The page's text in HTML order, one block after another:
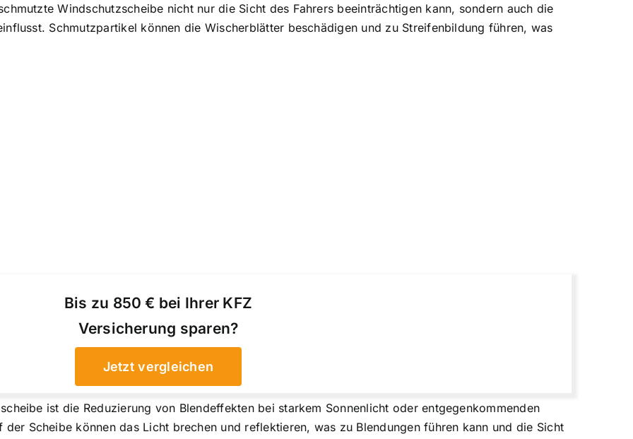
Windschutzscheibe nicht nur die Sicht des Fahrers beeinträchtigen kann, sondern auch die
Schmutzpartikel können die Wischerblätter beschädigen und zu Streifenbildung führen, was
Bis zu 850 € bei Ihrer KFZ
Versicherung sparen?
Jetzt vergleichen
ist die Reduzierung von Blendeffekten bei starkem Sonnenlicht oder entgegenkommenden
Scheibe können das Licht brechen und reflektieren, was zu Blendungen führen kann und die Sicht